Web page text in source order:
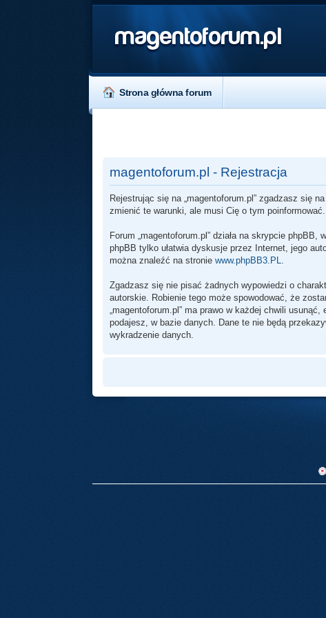
magentoforum.pl
Strona główna forum
magentoforum.pl - Rejestracja
Rejestrując się na „magentoforum.pl” zgadzasz się
zmienić te warunki, ale musi Cię o tym poinformować.
Forum „magentoforum.pl” działa na skrypcie phpBB,
phpBB tylko ułatwia dyskusje przez Internet, jego
można znaleźć na stroniewww.phpBB3.PL
Zgadzasz się nie pisać żadnych wypowiedzi o
autorskie. Robienie tego może spowodować, że
„magentoforum.pl” ma prawo w każdej chwili
podajesz, w bazie danych. Dane te nie będą
wykradzenie danych.